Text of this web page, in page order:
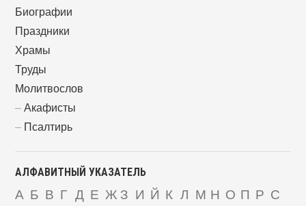
Биографии
Праздники
Храмы
Труды
Молитвослов
Акафисты
Псалтирь
АЛФАВИТНЫЙ УКАЗАТЕЛЬ
А Б В Г Д Е Ж З И Й К Л М Н О П Р С